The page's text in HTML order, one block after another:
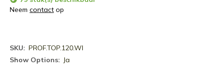
Neem contact op
Meer
informatie
PROF.TOP.120.WI
Ja